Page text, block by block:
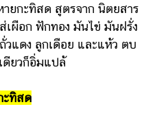
ยกะทิสด สูตรจาก นิตยสาร
เผือก ฟักทอง มันไข่ มันฝรั่ง
แดง ลูกเดือย และแห้ว ตบ
ดียวก็อิ่มแปล้
ะทิสด